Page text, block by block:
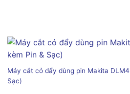
Máy cắt cỏ đẩy dùng pin Makita
Sạc)